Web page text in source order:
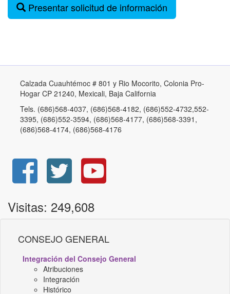
Presentar solicitud de información
Calzada Cuauhtémoc # 801 y Rio Mocorito, Colonia Pro-
Hogar CP 21240, Mexicali, Baja California
Tels. (686)568-4037, (686)568-4182, (686)552-4732,552-
3395, (686)552-3594, (686)568-4177, (686)568-3391,
(686)568-4174, (686)568-4176
Visitas: 249,608
CONSEJO GENERAL
Integración del Consejo General
Atribuciones
Integración
Histórico